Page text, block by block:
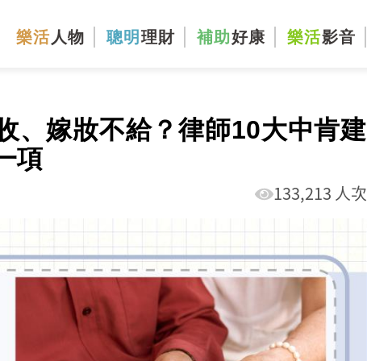
樂活 人物 聰明 理財 補助好康 樂活影音
、嫁妝不給？律師10大中肯建
項
133,213 人次